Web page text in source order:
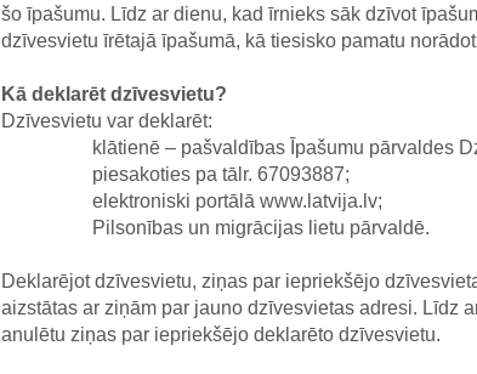
šo īpašumu. Līdz ar dienu, kad īrnieks sāk dzīvot
dzīvesvietu īrētajā īpašumā, kā tiesisko pamatu
Kā deklarēt dzīvesvietu?
Dzīvesvietu var deklarēt:
klātienē – pašvaldības Īpašumu pārvaldes
piesakoties pa tālr. 67093887;
elektroniski portālā www.latvija.lv;
Pilsonības un migrācijas lietu pārvaldē.
Deklarējot dzīvesvietu, ziņas par iepriekšējo
aizstātas ar ziņām par jauno dzīvesvietas adresi. Līdz
anulētu ziņas par iepriekšējo deklarēto dzīvesvietu.